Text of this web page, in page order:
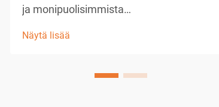
ja monipuolisimmista
nykyaikainen teollisuus voi käyttää. Tämä
sähköpurkauksia ohuen langan ja
Näytä lisää